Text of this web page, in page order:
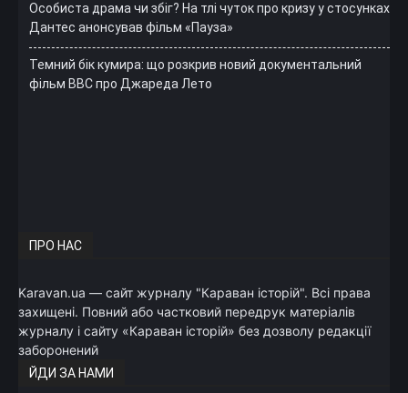
Особиста драма чи збіг? На тлі чуток про кризу у стосунках
Дантес анонсував фільм «Пауза»
Темний бік кумира: що розкрив новий документальний
фільм ВВС про Джареда Лето
ПРО НАС
Karavan.ua — сайт журналу "Караван історій". Всі права
захищені. Повний або частковий передрук матеріалів
журналу і сайту «Караван історій» без дозволу редакції
заборонений
ЙДИ ЗА НАМИ